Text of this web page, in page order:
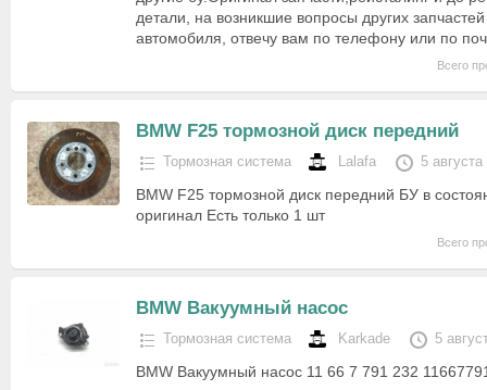
детали, на возникшие вопросы других
автомобиля, отвечу вам по телефону или по
Всего
BMW F25 тормозной диск передний
Тормозная система Lalafa 5
BMW F25 тормозной диск передний БУ в
оригинал Есть только 1 шт
Всего
BMW Вакуумный насос
Тормозная система Karkade 5
BMW Вакуумный насос 11 66 7 791 232